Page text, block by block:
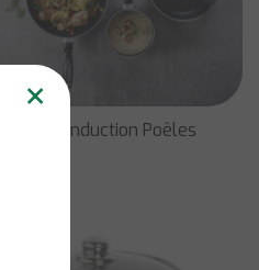
Beka Pro Induction Poêles
×